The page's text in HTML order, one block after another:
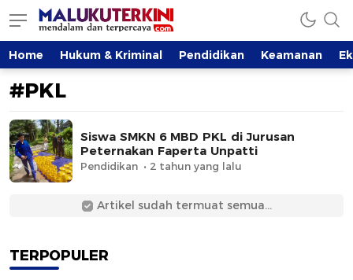
MalukuTerkini.com
Terkini, Mendalam dan Terpercaya
Home Hukum & Kriminal Pendidikan Keamanan
#PKL
Siswa SMKN 6 MBD PKL di Jurusan
Peternakan Faperta Unpatti
Pendidikan 2 tahun yang lalu
Artikel sudah termuat semua...
TERPOPULER